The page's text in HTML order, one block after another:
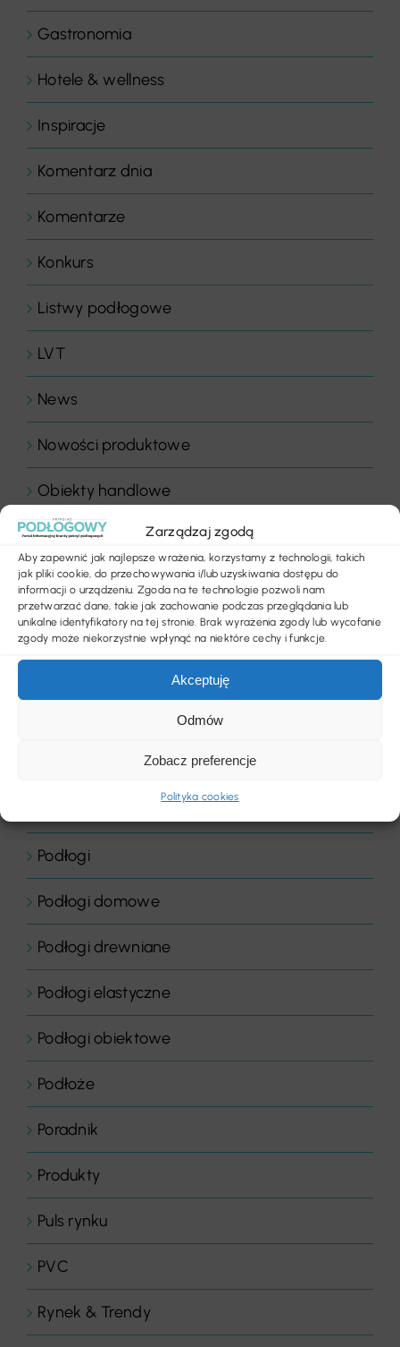
Zarządzaj zgodą
Aby zapewnić jak najlepsze wrażenia, korzystamy z technologii, takich
jak pliki cookie, do przechowywania i/lub uzyskiwania dostępu do
informacji o urządzeniu. Zgoda na te technologie pozwoli nam
przetwarzać dane, takie jak zachowanie podczas przeglądania lub
unikalne identyfikatory na tej stronie. Brak wyrażenia zgody lub wycofanie
zgody może niekorzystnie wpłynąć na niektóre cechy i funkcje.
Akceptuję
Odmów
Zobacz preferencje
Polityka cookies
Gastronomia
Hotele & wellness
Inspiracje
Komentarz dnia
Komentarze
Konkurs
Listwy podłogowe
LVT
News
Nowości produktowe
Obiekty handlowe
Obiekty sportowe
Ogłoszenia
Panele drewniane
Placówki edukacyjne
Płytki dywanowe
Podłogi
Podłogi domowe
Podłogi drewniane
Podłogi elastyczne
Podłogi obiektowe
Podłoże
Poradnik
Produkty
Puls rynku
PVC
Rynek & Trendy